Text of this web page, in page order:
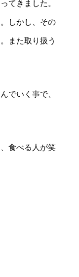
てきました。
しかし、その
また取り扱う
でいく事で、
食べる人が笑